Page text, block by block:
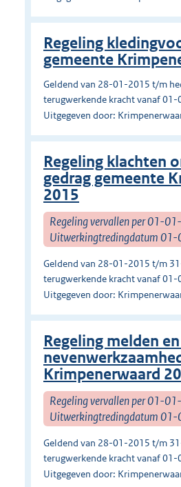
Regeling
gemeente
Geldend van 28-01-2015 t/m
terugwerkende kracht vanaf
Uitgegeven door:
Regeling klachten
gedrag gemeente
2015
Regeling vervallen per 01-
Uitwerkingtredingdatum
Geldend van 28-01-2015 t/m
terugwerkende kracht vanaf
Uitgegeven door:
Regeling melden
Krimpenerwaard
Regeling vervallen per 01-
Uitwerkingtredingdatum
Geldend van 28-01-2015 t/m
terugwerkende kracht vanaf
Uitgegeven door: